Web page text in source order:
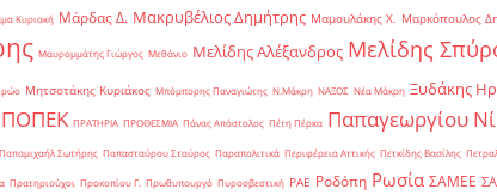
Κυριακή Μάρδας Δ. Μακρυβέλιος Δημήτρης Μαμουλάκης Χ. Μαρκόπουλος
Μαυρομμάτης Γιώργος Μεθάνιο Μελίδης Αλέξανδρος Μελίδης
Μητσοτάκης Κυριάκος Μπόμπορης Παναγιώτης Ν.Μάκρη ΝΑΞΟΣ Νέα Μάκρη Ξυδάκης
ΠΟΠΕΚ ΠΡΑΤΗΡΙΑ ΠΡΟΘΕΣΜΙΑ Πάνας Απόστολος Πέτη Πέρκα Παπαγεωργίου
Παπαμιχαήλ Σωτήρης Παπασταύρου Σταύρος Παραπολιτικά Περιφέρεια Αττικής Πετκίδης Βασίλης
Πρατηριούχοι Προκοπίου Γ. Πρωθυπουργό Πυροσβεστική ΡΑΕ Ροδόπη Ρωσία ΣΑΜΕΕ